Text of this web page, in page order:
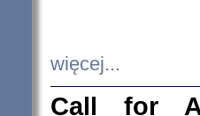
więcej...
Call for